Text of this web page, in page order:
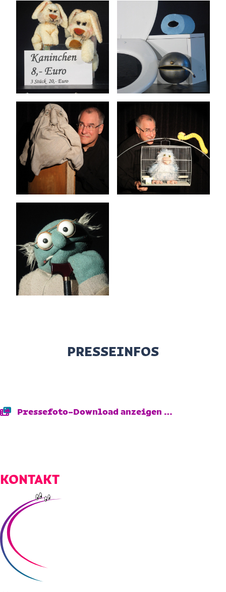
PRESSEINFOS
Pressefoto-Download anzeigen …
KONTAKT